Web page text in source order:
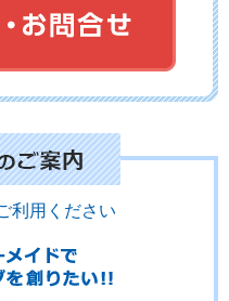
No.6-045
利用ください